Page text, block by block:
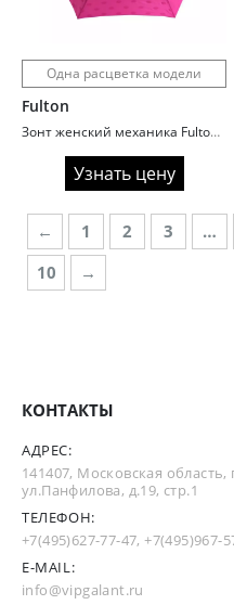
Одна расцветка модели
Fulton
Зонт женский механика Fulton L717/2781 Lips Print (Губы)
Узнать цену
← 1 2 3 …
10
→
КОНТАКТЫ
АДРЕС:
141407, Московская область,
ул.Панфилова, д.19, стр.1
ТЕЛЕФОН:
+7(495)627-77-47,+7(495)967-
E-MAIL:
info@vipgalant.ru